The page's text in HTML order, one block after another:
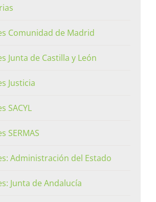
Comunidad de Madrid
Junta de Castilla y León
Justicia
SACYL
SERMAS
Administración del Estado
Junta de Andalucía